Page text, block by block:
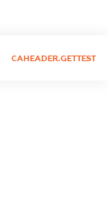
CAHEADER.GETTEST